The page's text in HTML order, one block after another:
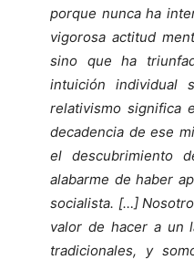
porque nunca ha
vigorosa actitud
sino que ha
intuición individual
relativismo significa
decadencia de ese
el descubrimiento
alabarme de haber
socialista. […]
valor de hacer a un
tradicionales, y